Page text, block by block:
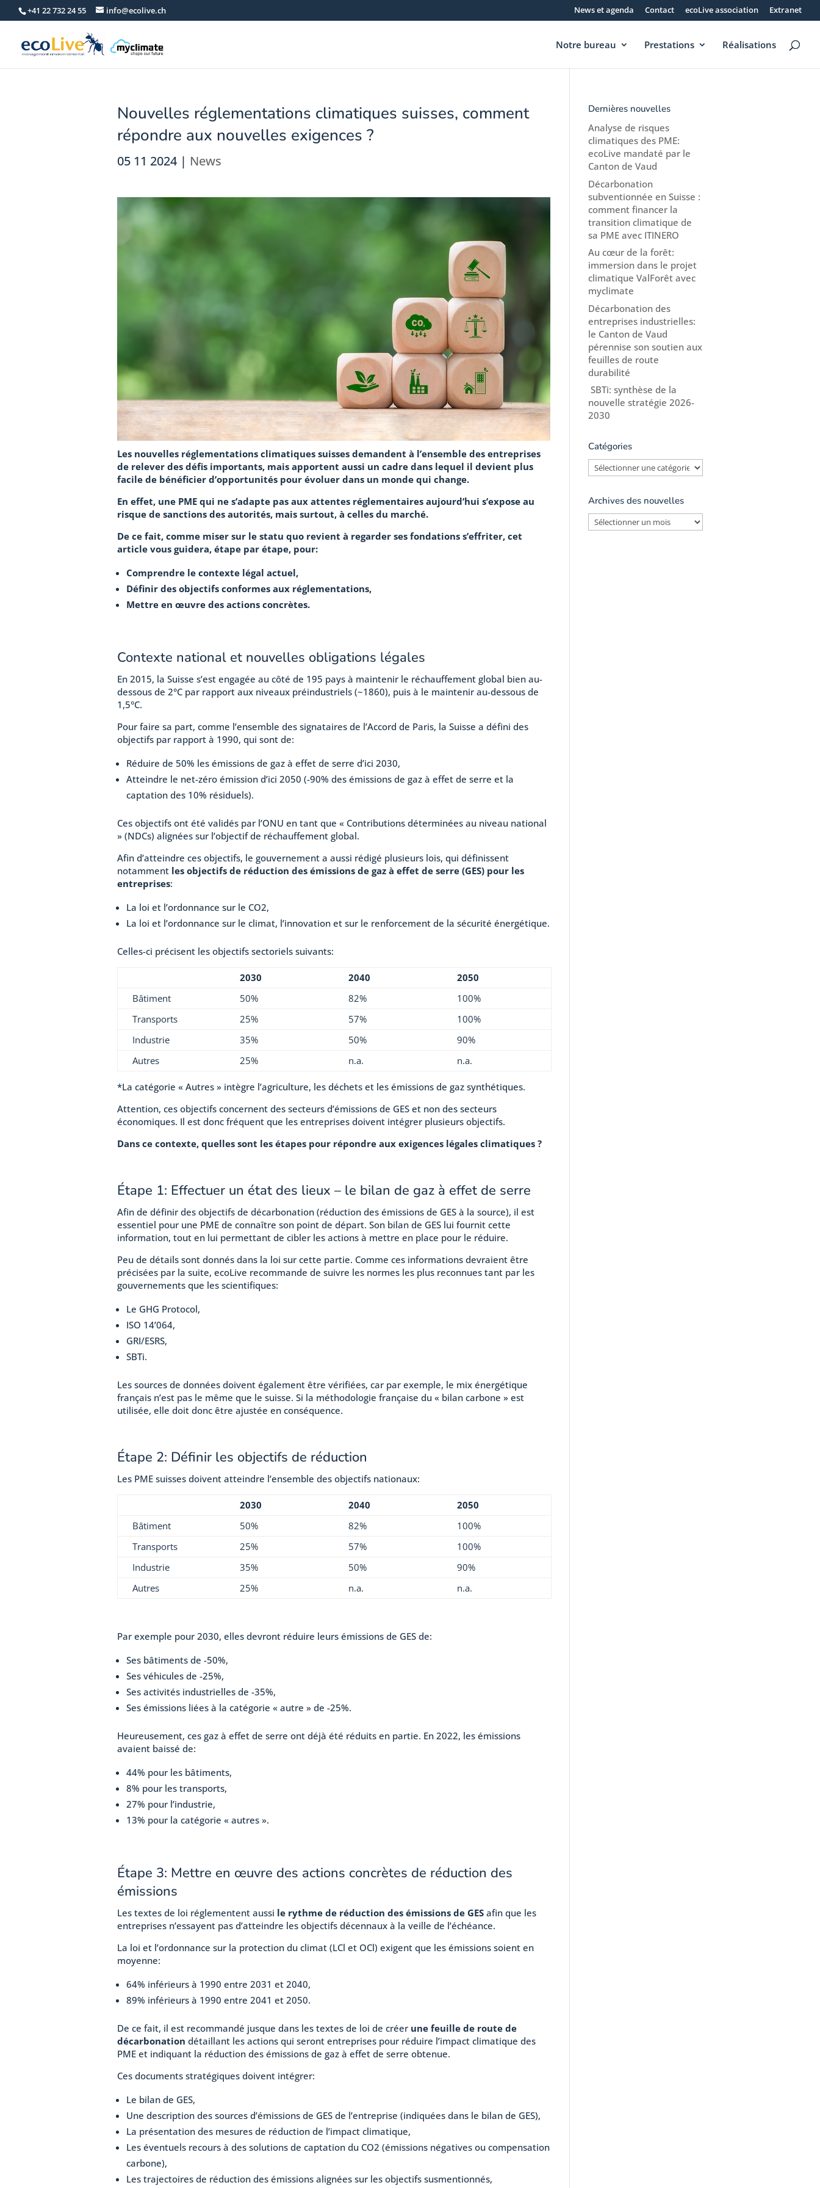
+41 22 732 24 55 info@ecolive.ch News et agenda Contact ecoLive association Extranet
Notre bureau Prestations Réalisations
Nouvelles réglementations climatiques suisses, comment
répondre aux nouvelles exigences ?
05 11 2024 | News
Les nouvelles réglementations climatiques suisses demandent à l’ensemble des entreprises
de relever des défis importants, mais apportent aussi un cadre dans lequel il devient plus
facile de bénéficier d’opportunités pour évoluer dans un monde qui change.
En effet, une PME qui ne s’adapte pas aux attentes réglementaires aujourd’hui s’expose au
risque de sanctions des autorités, mais surtout, à celles du marché.
De ce fait, comme miser sur le statu quo revient à regarder ses fondations s’effriter, cet
article vous guidera, étape par étape, pour:
Comprendre le contexte légal actuel,
Définir des objectifs conformes aux réglementations,
Mettre en œuvre des actions concrètes.
Contexte national et nouvelles obligations légales
En 2015, la Suisse s’est engagée au côté de 195 pays à maintenir le réchauffement global bien au-
dessous de 2°C par rapport aux niveaux préindustriels (~1860), puis à le maintenir au-dessous de
1,5°C.
Pour faire sa part, comme l’ensemble des signataires de l’Accord de Paris, la Suisse a défini des
objectifs par rapport à 1990, qui sont de:
Réduire de 50% les émissions de gaz à effet de serre d’ici 2030,
Atteindre le net-zéro émission d’ici 2050 (-90% des émissions de gaz à effet de serre et la
captation des 10% résiduels).
Ces objectifs ont été validés par l’ONU en tant que « Contributions déterminées au niveau national
» (NDCs) alignées sur l’objectif de réchauffement global.
Afin d’atteindre ces objectifs, le gouvernement a aussi rédigé plusieurs lois, qui définissent
notamment les objectifs de réduction des émissions de gaz à effet de serre (GES) pour les
entreprises:
La loi et l’ordonnance sur le CO2,
La loi et l’ordonnance sur le climat, l’innovation et sur le renforcement de la sécurité énergétique.
Celles-ci précisent les objectifs sectoriels suivants:
2030 2040
2050
Bâtiment
50% 82%
100%
Transports
25% 57%
100%
Industrie
35% 50%
90%
Autres
25% n.a. n.a.
*La catégorie « Autres » intègre l’agriculture, les déchets et les émissions de gaz synthétiques.
Attention, ces objectifs concernent des secteurs d’émissions de GES et non des secteurs
économiques. Il est donc fréquent que les entreprises doivent intégrer plusieurs objectifs.
Dans ce contexte, quelles sont les étapes pour répondre aux exigences légales climatiques ?
Étape 1: Effectuer un état des lieux – le bilan de gaz à effet de serre
Afin de définir des objectifs de décarbonation (réduction des émissions de GES à la source), il est
essentiel pour une PME de connaître son point de départ. Son bilan de GES lui fournit cette
information, tout en lui permettant de cibler les actions à mettre en place pour le réduire.
Peu de détails sont donnés dans la loi sur cette partie. Comme ces informations devraient être
précisées par la suite, ecoLive recommande de suivre les normes les plus reconnues tant par les
gouvernements que les scientifiques:
Le GHG Protocol,
ISO 14’064,
GRI/ESRS,
SBTi.
Les sources de données doivent également être vérifiées, car par exemple, le mix énergétique
français n’est pas le même que le suisse. Si la méthodologie française du « bilan carbone » est
utilisée, elle doit donc être ajustée en conséquence.
Étape 2: Définir les objectifs de réduction
Les PME suisses doivent atteindre l’ensemble des objectifs nationaux:
2030 2040
2050
Bâtiment
50% 82%
100%
Transports
25% 57%
100%
Industrie
35% 50%
90%
Autres
25% n.a. n.a.
Par exemple pour 2030, elles devront réduire leurs émissions de GES de:
Ses bâtiments de -50%,
Ses véhicules de -25%,
Ses activités industrielles de -35%,
Ses émissions liées à la catégorie « autre » de -25%.
Heureusement, ces gaz à effet de serre ont déjà été réduits en partie. En 2022, les émissions
avaient baissé de:
44% pour les bâtiments,
8% pour les transports,
27% pour l’industrie,
13% pour la catégorie « autres ».
Étape 3: Mettre en œuvre des actions concrètes de réduction des
émissions
Les textes de loi réglementent aussi le rythme de réduction des émissions de GES afin que les
entreprises n’essayent pas d’atteindre les objectifs décennaux à la veille de l’échéance.
La loi et l’ordonnance sur la protection du climat (LCl et OCl) exigent que les émissions soient en
moyenne:
64% inférieurs à 1990 entre 2031 et 2040,
89% inférieurs à 1990 entre 2041 et 2050.
De ce fait, il est recommandé jusque dans les textes de loi de créer une feuille de route de
décarbonation détaillant les actions qui seront entreprises pour réduire l’impact climatique des
PME et indiquant la réduction des émissions de gaz à effet de serre obtenue.
Ces documents stratégiques doivent intégrer:
Le bilan de GES,
Une description des sources d’émissions de GES de l’entreprise (indiquées dans le bilan de GES),
La présentation des mesures de réduction de l’impact climatique,
Les éventuels recours à des solutions de captation du CO2 (émissions négatives ou compensation
carbone),
Les trajectoires de réduction des émissions alignées sur les objectifs susmentionnés,
Dernières nouvelles
Analyse de risques
climatiques des PME:
ecoLive mandaté par le
Canton de Vaud
Décarbonation
subventionnée en Suisse :
comment financer la
transition climatique de
sa PME avec ITINERO
Au cœur de la forêt:
immersion dans le projet
climatique ValForêt avec
myclimate
Décarbonation des
entreprises industrielles:
le Canton de Vaud
pérennise son soutien aux
feuilles de route
durabilité
SBTi: synthèse de la
nouvelle stratégie 2026-
2030
Catégories
Catégories
Archives des nouvelles
Archives
des